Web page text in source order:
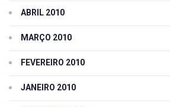
ABRIL 2010
MARÇO 2010
FEVEREIRO 2010
JANEIRO 2010